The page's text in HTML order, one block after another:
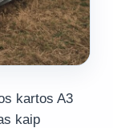
kartos A3
kaip